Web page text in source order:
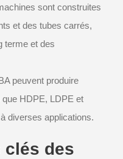
sont construites
et des tubes carrés,
terme et des
peuvent produire
HDPE, LDPE et
diverses applications.
clés des